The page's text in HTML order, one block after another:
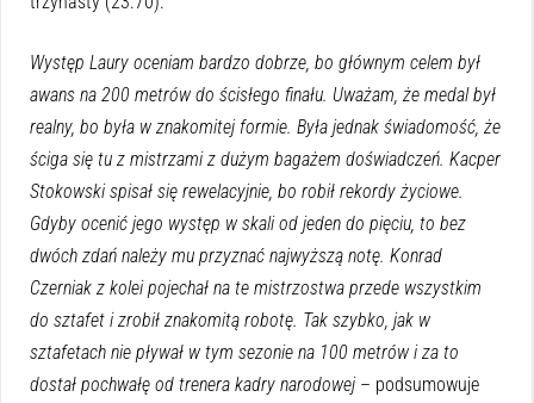
Występ Laury oceniam bardzo dobrze, bo głównym celem był
awans na 200 metrów do ścisłego finału. Uważam, że medal był
realny, bo była w znakomitej formie. Była jednak świadomość, że
ściga się tu z mistrzami z dużym bagażem doświadczeń. Kacper
Stokowski spisał się rewelacyjnie, bo robił rekordy życiowe.
Gdyby ocenić jego występ w skali od jeden do pięciu, to bez
dwóch zdań należy mu przyznać najwyższą notę. Konrad
Czerniak z kolei pojechał na te mistrzostwa przede wszystkim
do sztafet i zrobił znakomitą robotę. Tak szybko, jak w
sztafetach nie pływał w tym sezonie na 100 metrów i za to
dostał pochwałę od trenera kadry narodowej– podsumowuje